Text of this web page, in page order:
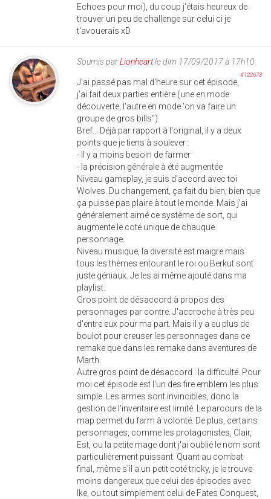
Echoes pour moi), du coup j'étais heureux de
trouver un peu de challenge sur celui ci je
t'avouerais xD
Soumis parLionheartle dim 17/09/2017 à 17h10
#122673
J'ai passé pas mal d'heure sur cet épisode,
j'ai fait deux parties entière (une en mode
découverte, l'autre en mode 'on va faire un
groupe de gros bills")
Bref... Déjà par rapport à l'original, il y a deux
points que je tiens à soulever :
- Il y a moins besoin de farmer
- la précision générale à été augmentée
Niveau gameplay, je suis d'accord avec toi
Wolves. Du changement, ça fait du bien, bien que
ça puisse pas plaire à tout le monde. Mais j'ai
généralement aimé ce système de sort, qui
augmente le coté unique de chauque
personnage.
Niveau musique, la diversité est maigre mais
tous les thèmes entourant le roi ou Berkut sont
juste géniaux. Je les ai même ajouté dans ma
playlist.
Gros point de désaccord à propos des
personnages par contre. J'accroche à très peu
d'entre eux pour ma part. Mais il y a eu plus de
boulot pour creuser les personnages dans ce
remake que dans les remake dans aventures de
Marth.
Autre gros point de désaccord : la difficulté. Pour
moi cet épisode est l'un des fire emblem les plus
simple. Les armes sont invincibles, donc la
gestion de l'inventaire est limité. Le parcours de la
map permet du farm à volonté. De plus, certains
personnages, comme les protagonistes, Clair,
Est, ou la petite mage dont j'ai oublié le nom sont
particulièrement puissant. Quant au combat
final, même s'il a un petit coté tricky, je le trouve
moins dangereux que celui des épisodes avec
Ike, ou tout simplement celui de Fates Conquest,